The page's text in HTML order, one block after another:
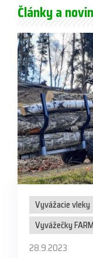
Články a
Vyvážacie vleky
Vyvážečky
28.9.2023